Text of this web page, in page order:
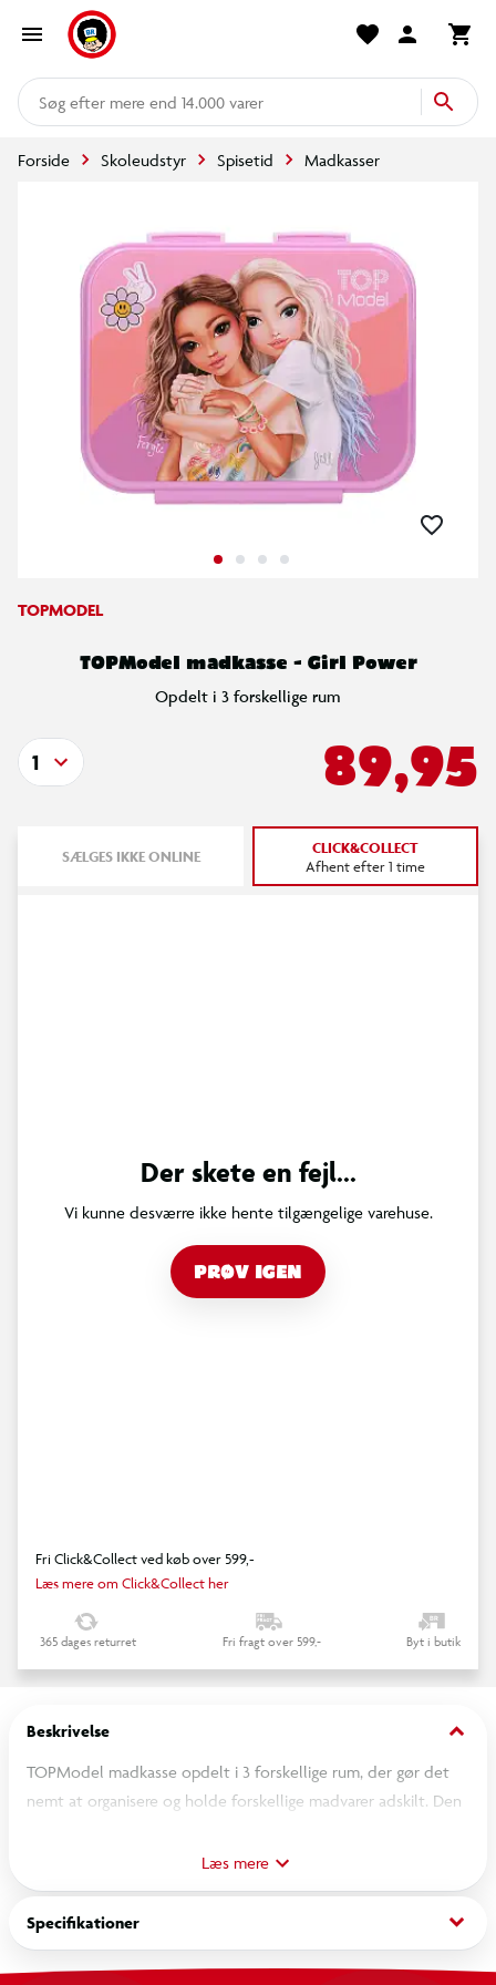
mere end 14.000 varer
Forside Skoleudstyr Spisetid Madkasser
TOPMODEL
TOPModel madkasse - Girl Power
Opdelt i 3 forskellige rum
89,95
1
SÆLGES IKKE ONLINE CLICK&COLLECT
Afhent efter 1 time
Der skete en fejl...
Vi kunne desværre ikke hente tilgængelige varehuse.
PRØV IGEN
Fri Click&Collect ved køb over 599,-
Læs mere om Click&Collect her
365 dages returret Fri fragt over 599,- Byt i butik
Beskrivelse keyboard_arrow_down
TOPModel madkasse opdelt i 3 forskellige rum, der gør det
nemt at organisere og holde forskellige madvarer adskilt. Den
lukke. En skøn tilføjelse til enhver TOPModel fan's skolestart.
Læs mere
Specifikationer keyboard_arrow_down